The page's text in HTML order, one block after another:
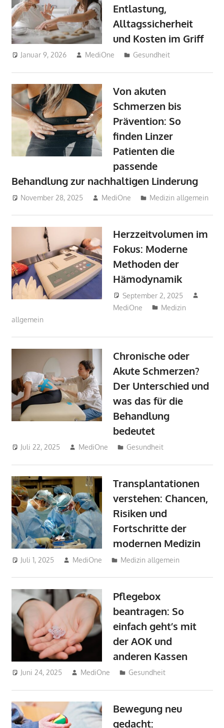
Entlastung,
Alltagssicherheit
und Kosten im Griff
Januar 9, 2026 MediOne Gesundheit
Von akuten
Schmerzen bis
Prävention: So
finden Linzer
Patienten die
passende
Behandlung zur nachhaltigen Linderung
November 28, 2025 MediOne Medizin allgemein
Herzzeitvolumen im
Fokus: Moderne
Methoden der
Hämodynamik
September 2, 2025
MediOne
Medizin
allgemein
Chronische oder
Akute Schmerzen?
Der Unterschied und
was das für die
Behandlung
bedeutet
Juli 22, 2025 MediOne Gesundheit
Transplantationen
verstehen: Chancen,
Risiken und
Fortschritte der
modernen Medizin
Juli 1, 2025 MediOne Medizin allgemein
Pflegebox
beantragen: So
einfach geht’s mit
der AOK und
anderen Kassen
Juni 24, 2025 MediOne Gesundheit
Bewegung neu
gedacht: